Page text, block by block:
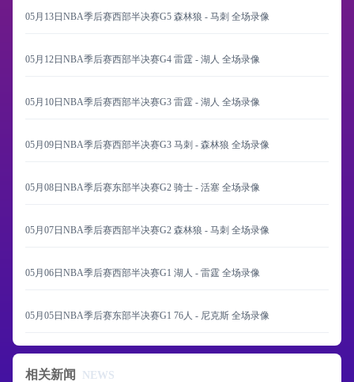
05月13日NBA季后赛西部半决赛G5 森林狼 - 马刺 全场录像
05月12日NBA季后赛西部半决赛G4 雷霆 - 湖人 全场录像
05月10日NBA季后赛西部半决赛G3 雷霆 - 湖人 全场录像
05月09日NBA季后赛西部半决赛G3 马刺 - 森林狼 全场录像
05月08日NBA季后赛东部半决赛G2 骑士 - 活塞 全场录像
05月07日NBA季后赛西部半决赛G2 森林狼 - 马刺 全场录像
05月06日NBA季后赛西部半决赛G1 湖人 - 雷霆 全场录像
05月05日NBA季后赛东部半决赛G1 76人 - 尼克斯 全场录像
相关新闻 NEWS